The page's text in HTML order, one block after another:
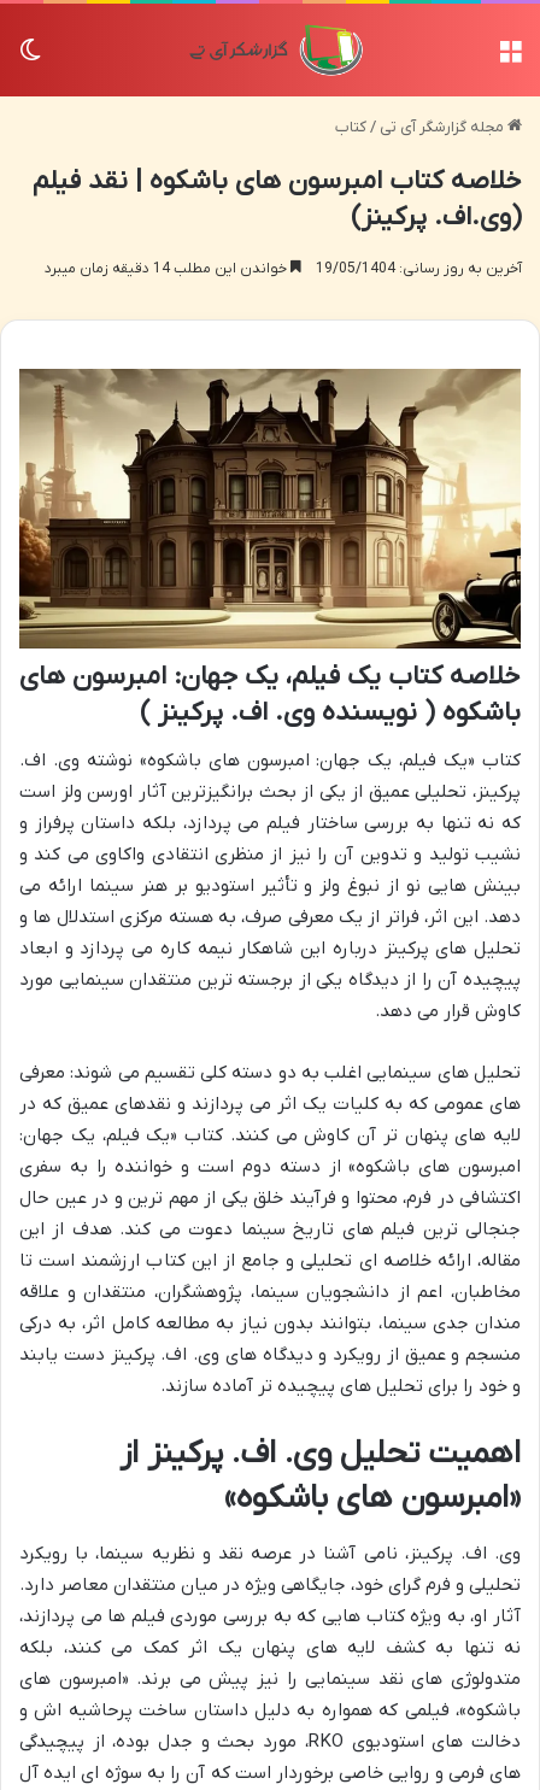
مجله گزارشگر آی تی /کتاب
خلاصه کتاب امبرسون های باشکوه | نقد فیلم
(وی.اف. پرکینز)
آخرین به روز رسانی: 19/05/1404 خواندن این مطلب 14 دقیقه زمان میبرد
خلاصه کتاب یک فیلم، یک جهان: امبرسون های
باشکوه ( نویسنده وی. اف. پرکینز )
کتاب «یک فیلم، یک جهان: امبرسون های باشکوه» نوشته وی. اف.
پرکینز، تحلیلی عمیق از یکی از بحث برانگیزترین آثار اورسن ولز است
که نه تنها به بررسی ساختار فیلم می پردازد، بلکه داستان پرفراز و
نشیب تولید و تدوین آن را نیز از منظری انتقادی واکاوی می کند و
بینش هایی نو از نبوغ ولز و تأثیر استودیو بر هنر سینما ارائه می
دهد. این اثر، فراتر از یک معرفی صرف، به هسته مرکزی استدلال ها و
تحلیل های پرکینز درباره این شاهکار نیمه کاره می پردازد و ابعاد
پیچیده آن را از دیدگاه یکی از برجسته ترین منتقدان سینمایی مورد
کاوش قرار می دهد.
تحلیل های سینمایی اغلب به دو دسته کلی تقسیم می شوند: معرفی
های عمومی که به کلیات یک اثر می پردازند و نقدهای عمیق که در
لایه های پنهان تر آن کاوش می کنند. کتاب «یک فیلم، یک جهان:
امبرسون های باشکوه» از دسته دوم است و خواننده را به سفری
اکتشافی در فرم، محتوا و فرآیند خلق یکی از مهم ترین و در عین حال
جنجالی ترین فیلم های تاریخ سینما دعوت می کند. هدف از این
مقاله، ارائه خلاصه ای تحلیلی و جامع از این کتاب ارزشمند است تا
مخاطبان، اعم از دانشجویان سینما، پژوهشگران، منتقدان و علاقه
مندان جدی سینما، بتوانند بدون نیاز به مطالعه کامل اثر، به درکی
منسجم و عمیق از رویکرد و دیدگاه های وی. اف. پرکینز دست یابند
و خود را برای تحلیل های پیچیده تر آماده سازند.
اهمیت تحلیل وی. اف. پرکینز از
«امبرسون های باشکوه»
وی. اف. پرکینز، نامی آشنا در عرصه نقد و نظریه سینما، با رویکرد
تحلیلی و فرم گرای خود، جایگاهی ویژه در میان منتقدان معاصر دارد.
آثار او، به ویژه کتاب هایی که به بررسی موردی فیلم ها می پردازند،
نه تنها به کشف لایه های پنهان یک اثر کمک می کنند، بلکه
متدولوژی های نقد سینمایی را نیز پیش می برند. «امبرسون های
باشکوه»، فیلمی که همواره به دلیل داستان ساخت پرحاشیه اش و
دخالت های استودیوی RKO، مورد بحث و جدل بوده، از پیچیدگی
های فرمی و روایی خاصی برخوردار است که آن را به سوژه ای ایده آل